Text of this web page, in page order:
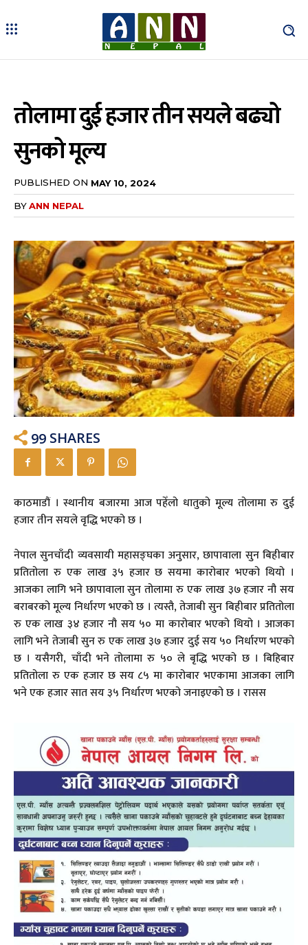
तोलामा दुई हजार तीन सयले बढ्यो
सुनको मूल्य
PUBLISHED ON MAY 10, 2024
BYANN NEPAL
99 SHARES
काठमाडौं । स्थानीय बजारमा आज पहेँलो धातुको मूल्य तोलामा रु दुई
हजार तीन सयले वृद्धि भएको छ ।
नेपाल सुनचाँदी व्यवसायी महासङ्घका अनुसार, छापावाला सुन बिहीबार
प्रतितोला रु एक लाख ३५ हजार छ सयमा कारोबार भएको थियो ।
आजका लागि भने छापावाला सुन तोलामा रु एक लाख ३७ हजार नौ सय
बराबरको मूल्य निर्धारण भएको छ । त्यस्तै, तेजाबी सुन बिहीबार प्रतितोला
रु एक लाख ३४ हजार नौ सय ५० मा कारोबार भएको थियो । आजका
लागि भने तेजाबी सुन रु एक लाख ३७ हजार दुई सय ५० निर्धारण भएको
छ । यसैगरी, चाँदी भने तोलामा रु ५० ले बृद्धि भएको छ । बिहिबार
प्रतितोला रु एक हजार छ सय ८५ मा कारोबार भएकामा आजका लागि
भने एक हजार सात सय ३५ निर्धारण भएको जनाइएको छ । रासस